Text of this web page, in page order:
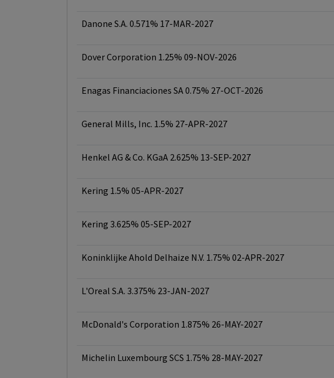
Danone S.A. 0.571% 17-MAR-2027
Dover Corporation 1.25% 09-NOV-2026
Enagas Financiaciones SA 0.75% 27-OCT-2026
General Mills, Inc. 1.5% 27-APR-2027
Henkel AG & Co. KGaA 2.625% 13-SEP-2027
Kering 1.5% 05-APR-2027
Kering 3.625% 05-SEP-2027
Koninklijke Ahold Delhaize N.V. 1.75% 02-APR-2027
L'Oreal S.A. 3.375% 23-JAN-2027
McDonald's Corporation 1.875% 26-MAY-2027
Michelin Luxembourg SCS 1.75% 28-MAY-2027